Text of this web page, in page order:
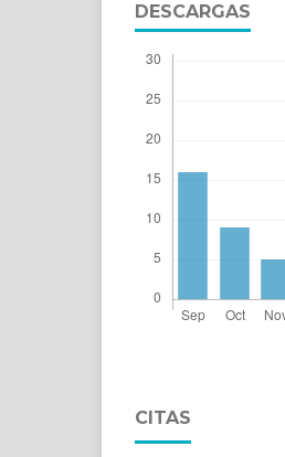
DESCARGAS
CITAS